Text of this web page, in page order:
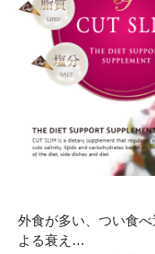
外食が多い、つい食
よる衰え…